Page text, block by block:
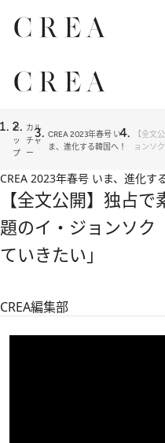
ト
ッ
プ
カル
チャ
ー
CREA 2023年春号 い
ま、進化する韓国へ！
【全文
ョンソ
CREA 2023年春号 いま、進化す
【全文公開】独占
題のイ・ジョンソク
ていきたい」
CREA編集部